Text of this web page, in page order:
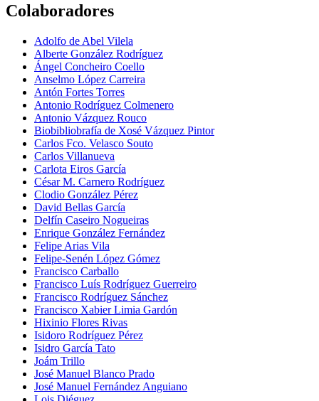
Colaboradores
Adolfo de Abel Vilela
Alberte González Rodríguez
Ángel Concheiro Coello
Anselmo López Carreira
Antón Fortes Torres
Antonio Rodríguez Colmenero
Antonio Vázquez Rouco
Biobibliobrafía de Xosé Vázquez Pintor
Carlos Fco. Velasco Souto
Carlos Villanueva
Carlota Eiros García
César M. Carnero Rodríguez
Clodio González Pérez
David Bellas García
Delfín Caseiro Nogueiras
Enrique González Fernández
Felipe Arias Vila
Felipe-Senén López Gómez
Francisco Carballo
Francisco Luís Rodríguez Guerreiro
Francisco Rodríguez Sánchez
Francisco Xabier Limia Gardón
Hixinio Flores Rivas
Isidoro Rodríguez Pérez
Isidro García Tato
Joám Trillo
José Manuel Blanco Prado
José Manuel Fernández Anguiano